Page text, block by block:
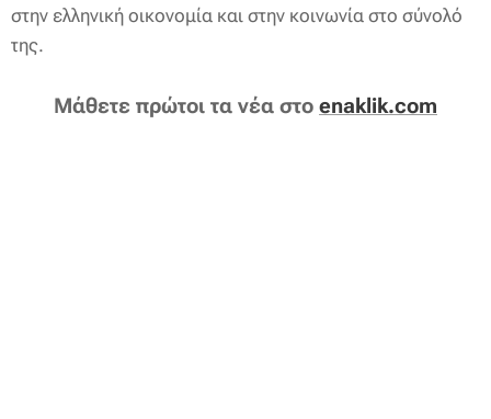
στην ελληνική οικονομία και στην κοινωνία στο σύνολό
της.
Μάθετε πρώτοι τα νέα στο enaklik.com